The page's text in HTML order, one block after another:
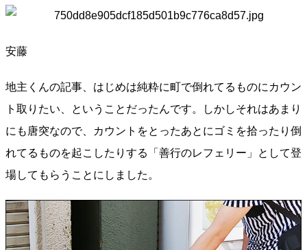
安藤
地主くんの記事、はじめは純粋に町で倒れてるものにカウン
ト取りたい、ということだったんです。しかしそれはあまり
にも唐突なので、カウントをとったあとにゴミを拾ったり倒
れてるものを起こしたりする「善行のレフェリー」として登
場してもらうことにしました。